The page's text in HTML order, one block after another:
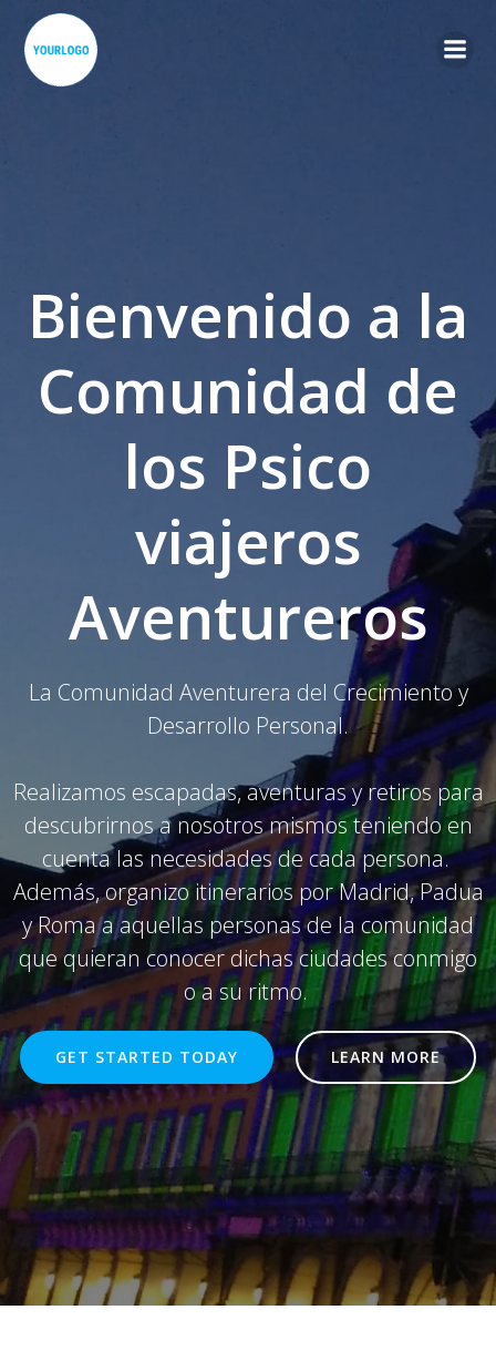
Bienvenido a la
Comunidad de
los Psico
viajeros
Aventureros
La Comunidad Aventurera del Crecimiento y
Desarrollo Personal.
Realizamos escapadas, aventuras y retiros para
descubrirnos a nosotros mismos teniendo en
cuenta las necesidades de cada persona.
Además, organizo itinerarios por Madrid, Padua
y Roma a aquellas personas de la comunidad
que quieran conocer dichas ciudades conmigo
o a su ritmo.
GET STARTED TODAY LEARN MORE